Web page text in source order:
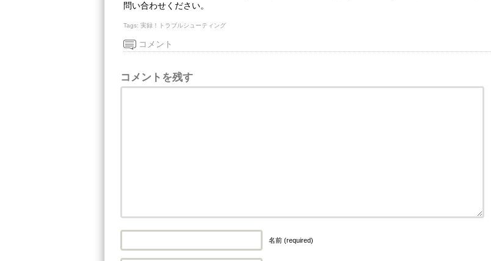
問い合わせください。
Tags: 実録！トラブルシューティング
コメント
コメントを残す
名前 (required)